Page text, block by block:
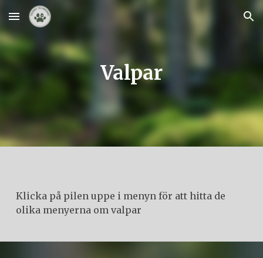
Skip to main content Skip to navigation
Valpar
Klicka på pilen uppe i menyn för att hitta de
olika menyerna om valpar